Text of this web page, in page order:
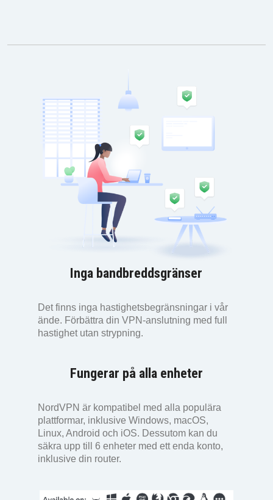
Inga bandbreddsgränser
Det finns inga hastighetsbegränsningar i vår
ände. Förbättra din VPN-anslutning med full
hastighet utan strypning.
Fungerar på alla enheter
NordVPN är kompatibel med alla populära
plattformar, inklusive Windows, macOS,
Linux, Android och iOS. Dessutom kan du
säkra upp till 6 enheter med ett enda konto,
inklusive din router.